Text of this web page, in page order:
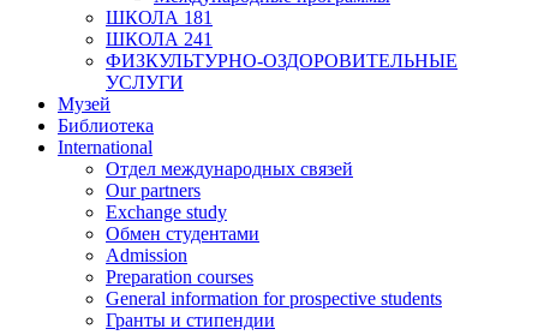
ШКОЛА 181
ШКОЛА 241
ФИЗКУЛЬТУРНО-ОЗДОРОВИТЕЛЬНЫЕ
УСЛУГИ
Музей
Библиотека
International
Отдел международных связей
Our partners
Exchange study
Обмен студентами
Admission
Preparation courses
General information for prospective students
Гранты и стипендии